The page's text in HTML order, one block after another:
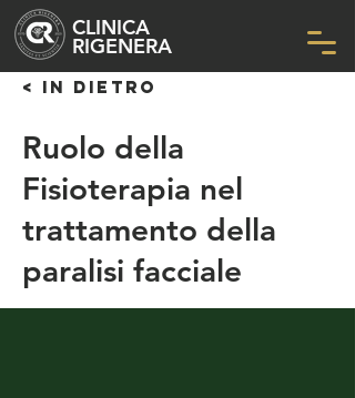
CLINICA
RIGENERA
< IN DIETRO
Ruolo della
Fisioterapia nel
trattamento della
paralisi facciale